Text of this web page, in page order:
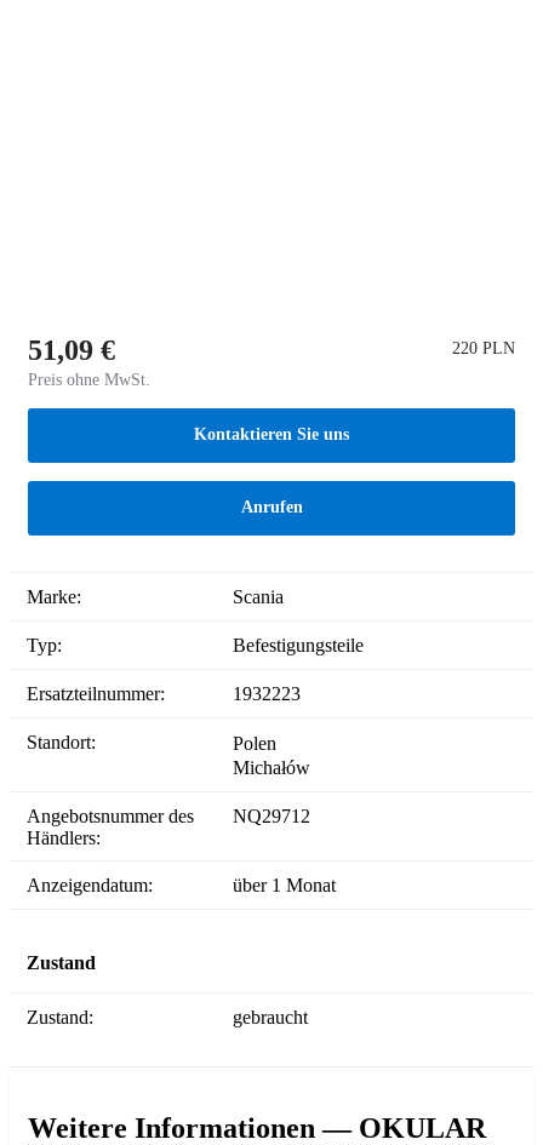
51,09 €
Preis ohne MwSt.
220 PLN
Kontaktieren Sie uns
Anrufen
Marke: Scania
Typ: Befestigungsteile
Ersatzteilnummer: 1932223
Standort:
Polen
Michałów
Angebotsnummer des
Händlers:
NQ29712
Anzeigendatum: über 1 Monat
Zustand
Zustand: gebraucht
Weitere Informationen — OKULAR